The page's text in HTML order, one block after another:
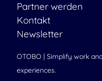
Partner werden
Kontakt
Newsletter
OTOBO | Simplify work
experiences.